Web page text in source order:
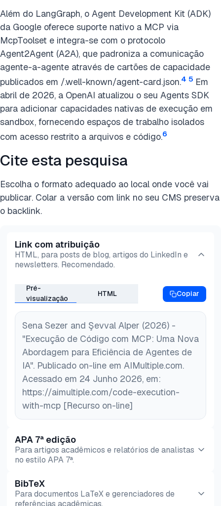
Além do LangGraph, o Agent Development Kit (ADK)
da Google oferece suporte nativo a MCP via
McpToolset e integra-se com o protocolo
Agent2Agent (A2A), que padroniza a comunicação
agente-a-agente através de cartões de capacidade
publicados em /.well-known/agent-card.json.4 5 Em
abril de 2026, a OpenAI atualizou o seu Agents SDK
para adicionar capacidades nativas de execução em
sandbox, fornecendo espaços de trabalho isolados
com acesso restrito a arquivos e código.6
Cite esta pesquisa
Escolha o formato adequado ao local onde você vai
publicar. Colar a versão com link no seu CMS preserva
o backlink.
Link com atribuição
HTML, para posts de blog, artigos do LinkedIn e
newsletters. Recomendado.
Pré-
visualização
HTML Copiar
Sena Sezer and Şevval Alper (2026) -
"Execução de Código com MCP: Uma Nova
Abordagem para Eficiência de Agentes de
IA". Publicado on-line em AIMultiple.com.
Acessado em 24 Junho 2026, em:
https://aimultiple.com/code-execution-
with-mcp [Recurso on-line]
APA 7ª edição
Para artigos acadêmicos e relatórios de analistas
no estilo APA 7ª.
Pré-
visualização
HTML
BibTeX
Para documentos LaTeX e gerenciadores de
referências acadêmicas.